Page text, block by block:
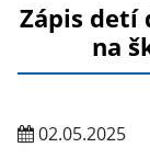
Zápis detí
na
02.05.2025